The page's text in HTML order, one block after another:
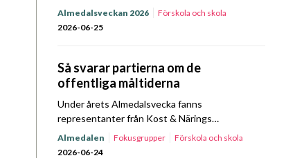
Prat om Mat Almedalsspecial kretsade samtalet
bland annat kring prioriteringar, ansvar och
Almedalsveckan 2026
Förskola och skola
Hållbarhet
2026-06-25
Så svarar partierna om de
offentliga måltiderna
Under årets Almedalsvecka fanns
representanter från Kost & Närings
fokusgrupper och styrelse på plats i Visby för
att driva föreningens frågor. På
Almedalen Fokusgrupper
Förskola och skola
Hållbarhet
2026-06-24